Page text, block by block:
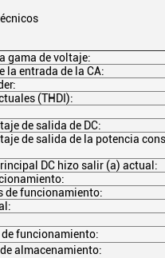
gama de voltaje:
la entrada de la CA:
(THDI):
de salida de DC:
de salida de la potencia
DC hizo salir (a) actual:
de funcionamiento:
funcionamiento:
almacenamiento: